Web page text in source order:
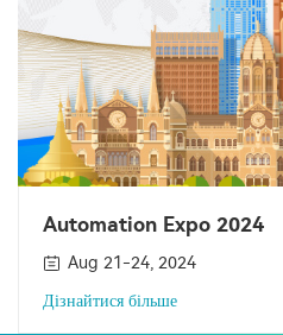
Automation Expo 2024
Aug 21-24, 2024
Дізнайтися більше